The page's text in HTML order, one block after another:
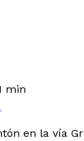
min
en la vía